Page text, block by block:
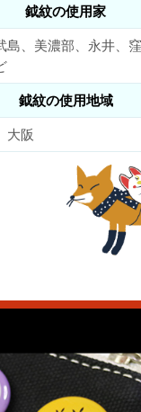
鉞紋の使用家
島、美濃部、永井、
鉞紋の使用地域
大阪